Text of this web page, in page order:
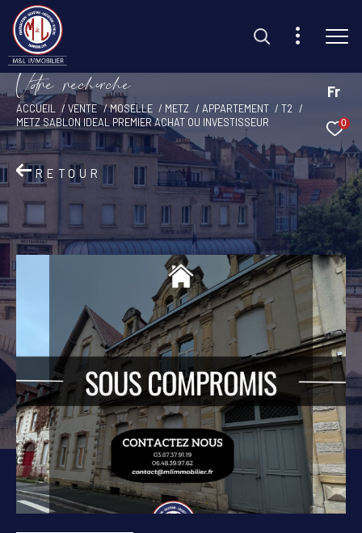
Fr
0
Vore recece
ACCUEIL VENTE MOSELLE METZ APPARTEMENT
T2
METZ SABLON IDEAL PREMIER ACHAT OU INVESTISSEUR
RETOUR
Effectuer une recherche
et trouvez le bien qui correspond à vos critères
Type d'offre
Vente
PIÈCES
1 2 3 4 5+
Localisation